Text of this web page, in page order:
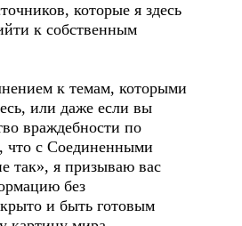
которые я здесь
к собственным
к темам, которыми
или даже если вы
враждебности по
что с Соединенными
так», я призываю вас
без
и быть готовым